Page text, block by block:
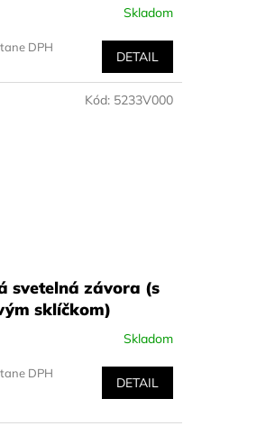
Skladom
DPH
DETAIL
svetelná závora (s
sklíčkom)
Skladom
DPH
DETAIL
Kód: 5233V000